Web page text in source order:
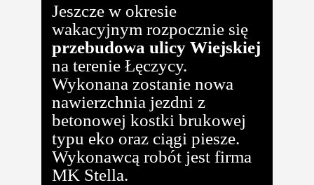
Jeszcze w okresie
wakacyjnym rozpocznie się
przebudowa ulicy Wiejskiej
na terenie Łęczycy.
Wykonana zostanie nowa
nawierzchnia jezdni z
betonowej kostki brukowej
typu eko oraz ciągi piesze.
Wykonawcą robót jest firma
MK Stella.